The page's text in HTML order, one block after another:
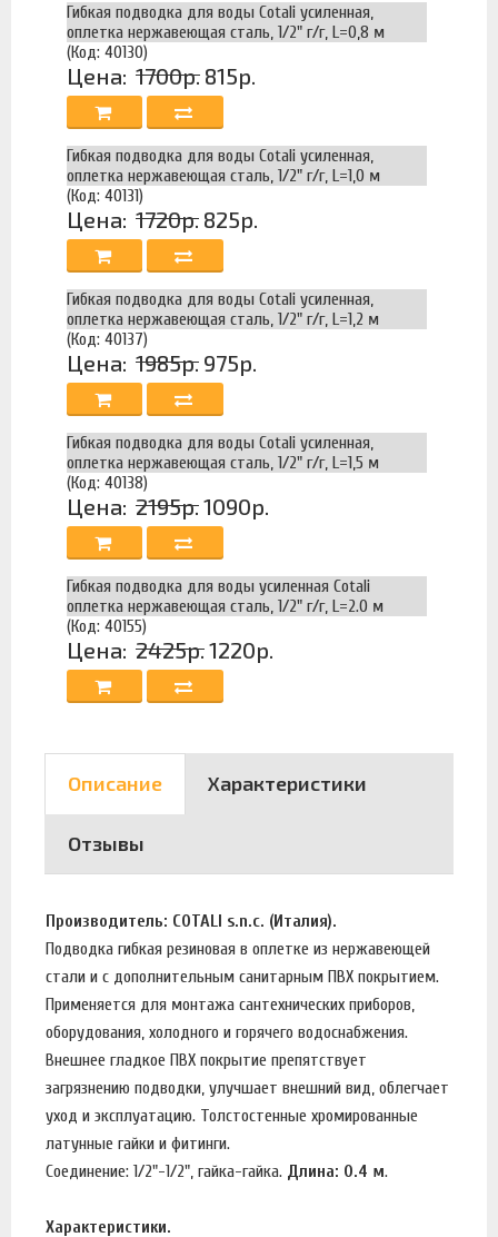
Гибкая подводка для воды Cotali усиленная,
оплетка нержавеющая сталь, 1/2" г/г, L=0,8 м
(Код: 40130)
Цена: 1700р. 815р.
Гибкая подводка для воды Cotali усиленная,
оплетка нержавеющая сталь, 1/2" г/г, L=1,0 м
(Код: 40131)
Цена: 1720р. 825р.
Гибкая подводка для воды Cotali усиленная,
оплетка нержавеющая сталь, 1/2" г/г, L=1,2 м
(Код: 40137)
Цена: 1985р. 975р.
Гибкая подводка для воды Cotali усиленная,
оплетка нержавеющая сталь, 1/2" г/г, L=1,5 м
(Код: 40138)
Цена: 2195р.1090р.
Гибкая подводка для воды усиленная Cotali
оплетка нержавеющая сталь, 1/2" г/г, L=2.0 м
(Код: 40155)
Цена: 2425р.1220р.
Описание Характеристики
Отзывы
Производитель: COTALI s.n.c. (Италия).
Подводка гибкая резиновая в оплетке из нержавеющей
стали и c дополнительным санитарным ПВХ покрытием.
Применяется для монтажа сантехнических приборов,
оборудования, холодного и горячего водоснабжения.
Внешнее гладкое ПВХ покрытие препятствует
загрязнению подводки, улучшает внешний вид, облегчает
уход и эксплуатацию. Толстостенные хромированные
латунные гайки и фитинги.
Соединение: 1/2"-1/2", гайка-гайка. Длина: 0.4 м.
Характеристики.